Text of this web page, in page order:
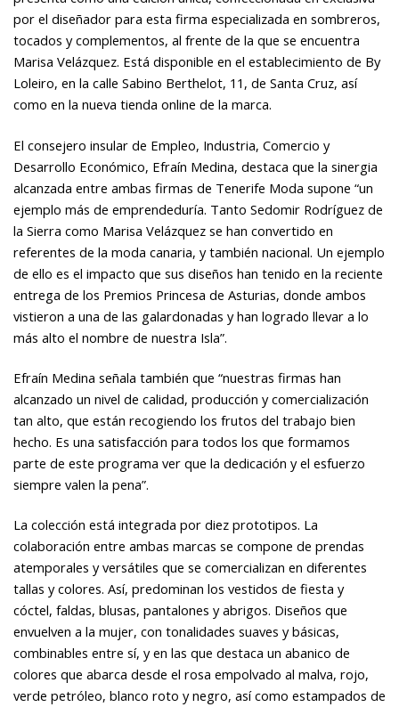
por el diseñador para esta firma especializada en sombreros,
tocados y complementos, al frente de la que se encuentra
Marisa Velázquez. Está disponible en el establecimiento de By
Loleiro, en la calle Sabino Berthelot, 11, de Santa Cruz, así
como en la nueva tienda online de la marca.
El consejero insular de Empleo, Industria, Comercio y
Desarrollo Económico, Efraín Medina, destaca que la sinergia
alcanzada entre ambas firmas de Tenerife Moda supone “un
ejemplo más de emprendeduría. Tanto Sedomir Rodríguez de
la Sierra como Marisa Velázquez se han convertido en
referentes de la moda canaria, y también nacional. Un ejemplo
de ello es el impacto que sus diseños han tenido en la reciente
entrega de los Premios Princesa de Asturias, donde ambos
vistieron a una de las galardonadas y han logrado llevar a lo
más alto el nombre de nuestra Isla”.
Efraín Medina señala también que “nuestras firmas han
alcanzado un nivel de calidad, producción y comercialización
tan alto, que están recogiendo los frutos del trabajo bien
hecho. Es una satisfacción para todos los que formamos
parte de este programa ver que la dedicación y el esfuerzo
siempre valen la pena”.
La colección está integrada por diez prototipos. La
colaboración entre ambas marcas se compone de prendas
atemporales y versátiles que se comercializan en diferentes
tallas y colores. Así, predominan los vestidos de fiesta y
cóctel, faldas, blusas, pantalones y abrigos. Diseños que
envuelven a la mujer, con tonalidades suaves y básicas,
combinables entre sí, y en las que destaca un abanico de
colores que abarca desde el rosa empolvado al malva, rojo,
verde petróleo, blanco roto y negro, así como estampados de